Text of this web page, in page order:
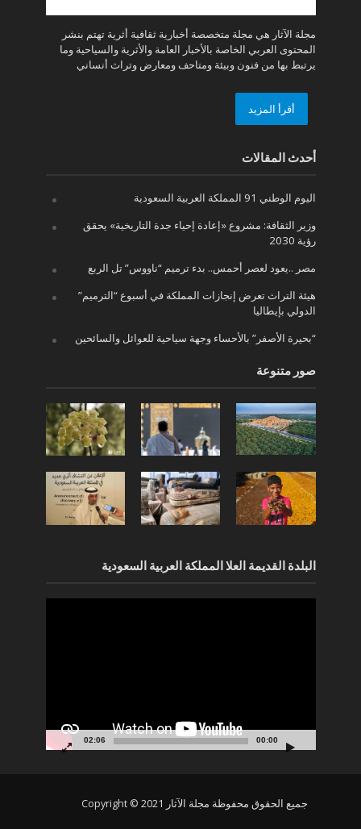
مجلة الآثار هي مجلة متخصصة أخبارية ثقافية أثرية تهتم بنشر
المحتوى العربي الخاصة بالأخبار العامة والأثرية والسياحية وما
يرتبط بها من فنون وبيئة ومتاحف ومعارض وتراث أنساني
أقرأ المزيد
أحدث المقالات
اليوم الوطني 91 المملكة العربية السعودية
وزير الثقافة: مشروع «إعادة إحياء جدة التاريخية» يحقق
رؤية 2030
مصر ..يعود لعصر أحمس.. بدء ترميم “ناووس” تل الربع
هيئة التراث تعرض إنجازات المملكة في أسبوع “الترميم”
الدولي بإيطاليا
“بحيرة الأصفر” بالأحساء وجهة سياحية للعوائل والسائحين
صور متنوعة
البلدة القديمة العلا المملكة العربية السعودية
00:00
02:06
جميع الحقوق محفوظة مجلة الآثار Copyright © 2021